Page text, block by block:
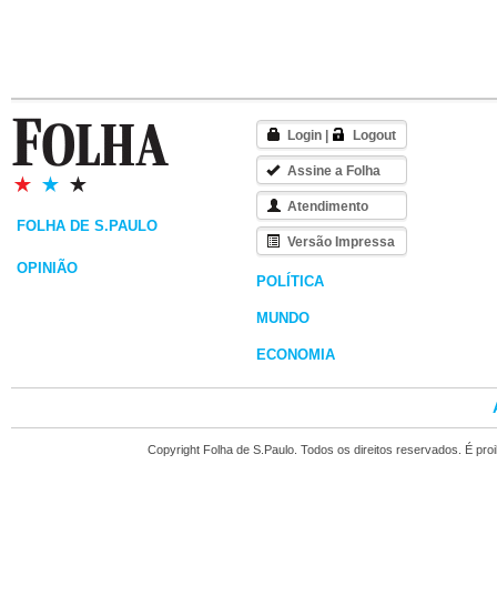
FOLHA DE S.PAULO
OPINIÃO
Login Logout
Assine a Folha
Atendimento
Versão Impressa
POLÍTICA
MUNDO
ECONOMIA
Copyright Folha de S.Paulo. Todos os direitos reservados. É